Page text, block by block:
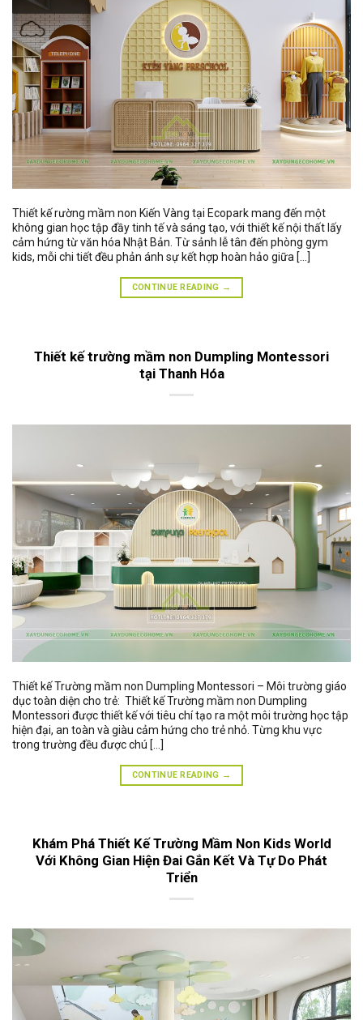
Thiết kế rường mầm non Kiến Vàng tại Ecopark mang đến một
không gian học tập đầy tinh tế và sáng tạo, với thiết kế nội thất lấy
cảm hứng từ văn hóa Nhật Bản. Từ sảnh lễ tân đến phòng gym
kids, mỗi chi tiết đều phản ánh sự kết hợp hoàn hảo giữa […]
CONTINUE READING →
Thiết kế trường mầm non Dumpling Montessori
tại Thanh Hóa
Thiết kế Trường mầm non Dumpling Montessori – Môi trường giáo
dục toàn diện cho trẻ: Thiết kế Trường mầm non Dumpling
Montessori được thiết kế với tiêu chí tạo ra một môi trường học tập
hiện đại, an toàn và giàu cảm hứng cho trẻ nhỏ. Từng khu vực
trong trường đều được chú […]
CONTINUE READING →
Khám Phá Thiết Kế Trường Mầm Non Kids World
Với Không Gian Hiện Đai Gắn Kết Và Tự Do Phát
Triển